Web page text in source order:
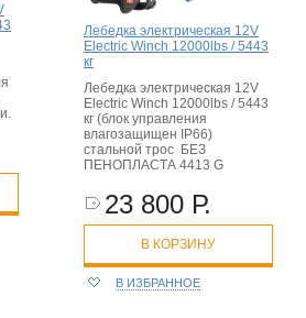
Лебедка электрическая 12V
Electric Winch 12000lbs / 5443
кг
Лебедка электрическая 12V
Electric Winch 12000lbs / 5443
кг (блок управления
влагозащищен IP66)
стальной трос БЕЗ
ПЕНОПЛАСТА 4413 G
23 800 Р.
В КОРЗИНУ
В ИЗБРАННОЕ